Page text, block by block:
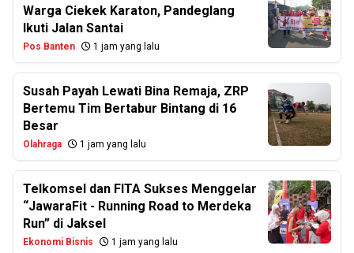
Warga Ciekek Karaton, Pandeglang
Ikuti Jalan Santai
Pos Banten 1 jam yang lalu
Susah Payah Lewati Bina Remaja, ZRP
Bertemu Tim Bertabur Bintang di 16
Besar
Olahraga 1 jam yang lalu
Telkomsel dan FITA Sukses Menggelar
“JawaraFit - Running Road to Merdeka
Run” di Jaksel
Ekonomi Bisnis 1 jam yang lalu